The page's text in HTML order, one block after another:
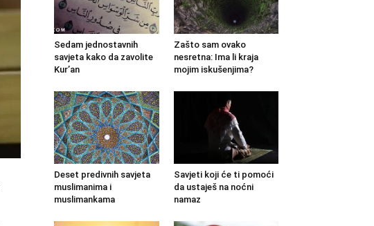
Sedam jednostavnih
savjeta kako da zavolite
Kur’an
Zašto sam ovako
nesretna: Ima li kraja
mojim iskušenjima?
Deset predivnih savjeta
muslimanima i
muslimankama
Savjeti koji će ti pomoći
da ustaješ na noćni
namaz